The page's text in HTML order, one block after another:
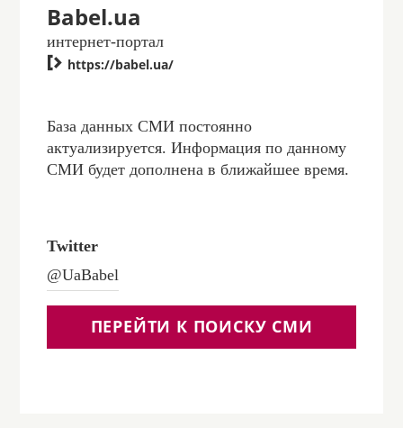
Babel.ua
интернет-портал
 https://babel.ua/
База данных СМИ постоянно
актуализируется. Информация по данному
СМИ будет дополнена в ближайшее время.
Twitter
@UaBabel
ПЕРЕЙТИ К ПОИСКУ СМИ